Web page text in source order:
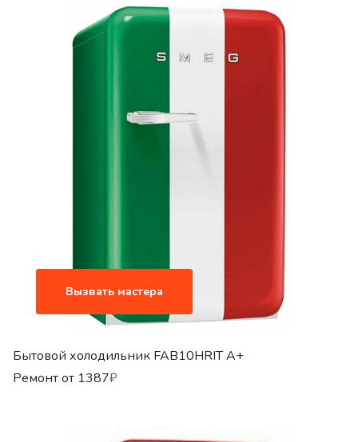
Вызвать мастера
Бытовой холодильник FAB10HRIT A+
Ремонт от 1387₽